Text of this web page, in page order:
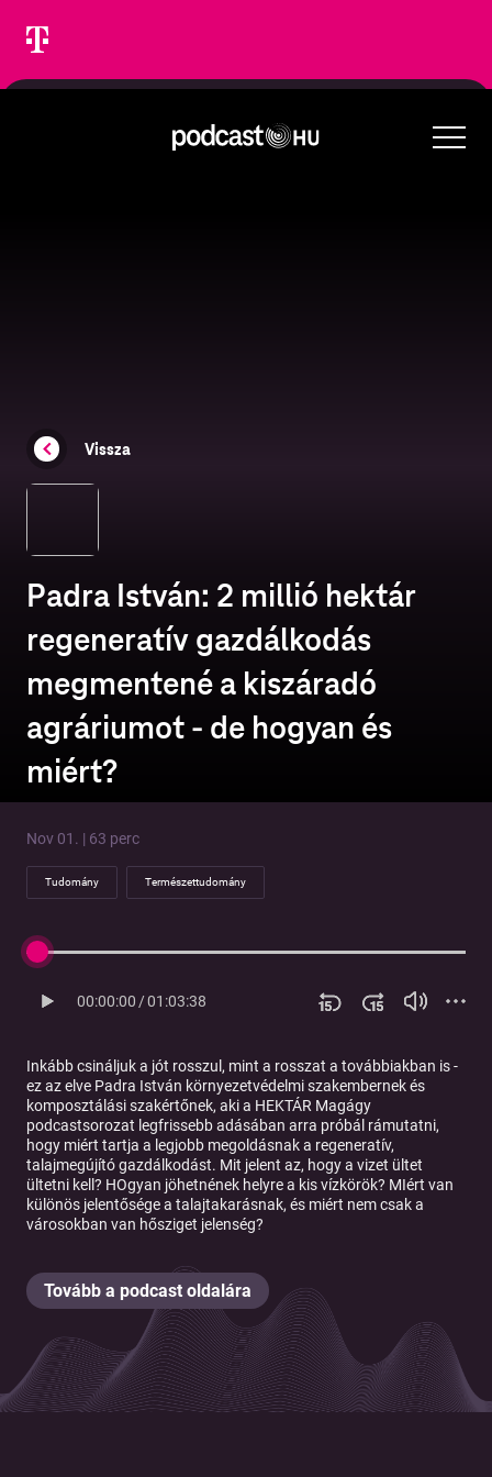
Vissza
Padra István: 2 millió hektár
regeneratív gazdálkodás
megmentené a kiszáradó
agráriumot - de hogyan és
miért?
Nov 01. | 63 perc
Tudomány Természettudomány
00:00:00/01:03:38
Inkább csináljuk a jót rosszul, mint a rosszat a továbbiakban is -
ez az elve Padra István környezetvédelmi szakembernek és
komposztálási szakértőnek, aki a HEKTÁR Magágy
podcastsorozat legfrissebb adásában arra próbál rámutatni,
hogy miért tartja a legjobb megoldásnak a regeneratív,
talajmegújító gazdálkodást. Mit jelent az, hogy a vizet ültet
ültetni kell? HOgyan jöhetnének helyre a kis vízkörök? MIért van
különös jelentősége a talajtakarásnak, és miért nem csak a
városokban van hősziget jelenség?
Tovább a podcast oldalára